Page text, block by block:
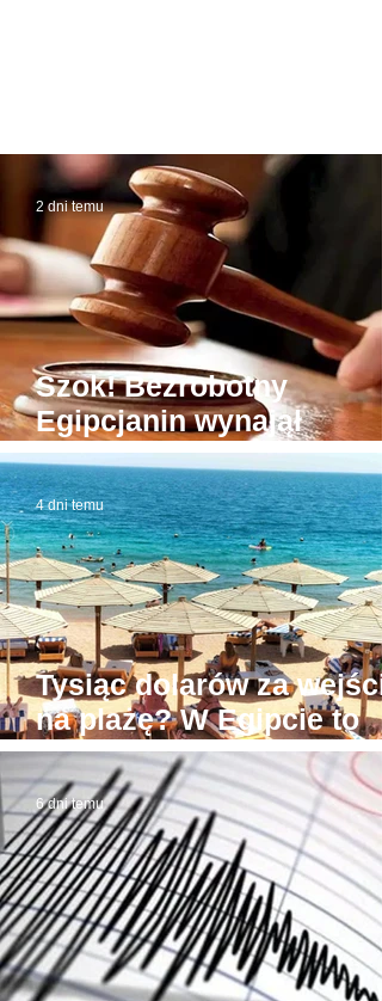
Szok! Bezrobotny
Egipcjanin wynajął
budynek sądu. W
roboty todze wyłudzał
łapówki od naiwnych
2 dni temu
Tysiąc dolarów za
na plażę? W Egipcie to
możliwe! Stąd awantury
4 dni temu
6 dni temu